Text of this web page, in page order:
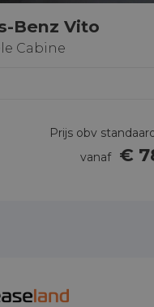
Benz Vito
Cabine
Prijs obv
vanaf €